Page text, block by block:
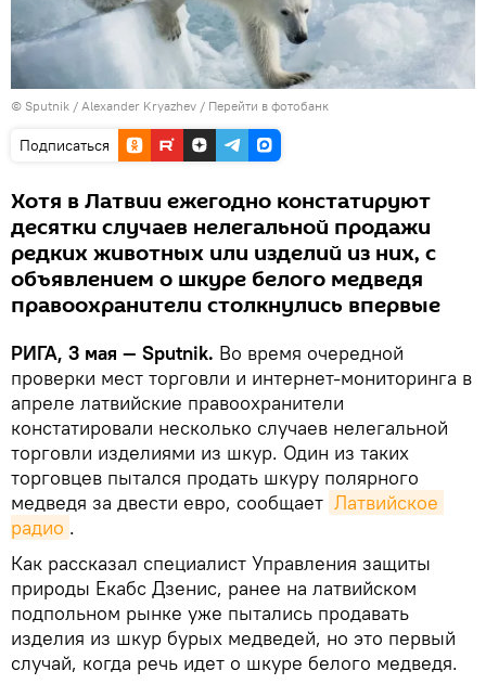
© Sputnik / Alexander Kryazhev / Перейти в фотобанк
Подписаться
Хотя в Латвии ежегодно констатируют
десятки случаев нелегальной продажи
редких животных или изделий из них, с
объявлением о шкуре белого медведя
правоохранители столкнулись впервые
РИГА, 3 мая — Sputnik. Во время очередной
проверки мест торговли и интернет-мониторинга в
апреле латвийские правоохранители
констатировали несколько случаев нелегальной
торговли изделиями из шкур. Один из таких
торговцев пытался продать шкуру полярного
медведя за двести евро, сообщает Латвийское
радио .
Как рассказал специалист Управления защиты
природы Екабс Дзенис, ранее на латвийском
подпольном рынке уже пытались продавать
изделия из шкур бурых медведей, но это первый
случай, когда речь идет о шкуре белого медведя.